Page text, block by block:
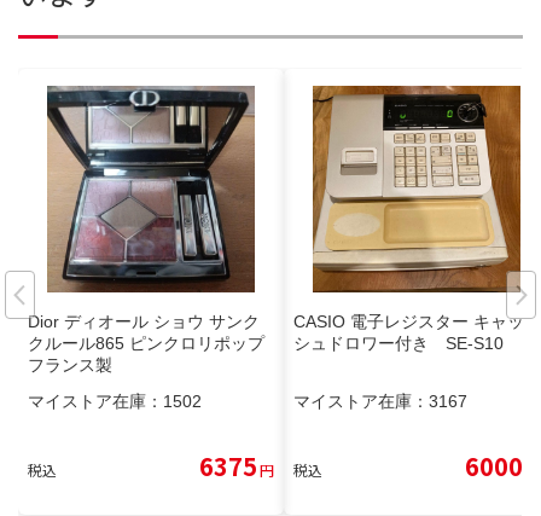
Dior ディオール ショウ サンク
クルール865 ピンクロリポップ
フランス製
マイストア在庫： 1502
税込 6375円
CASIO 電子レジスター キャッ
シュドロワー付き SE-S10
マイストア在庫： 3167
税込 6000